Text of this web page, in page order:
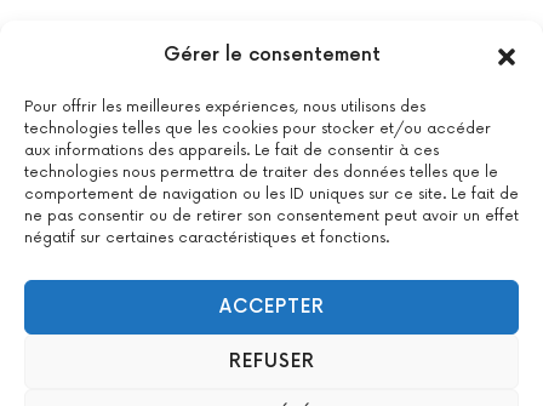
Gérer le consentement
Pour offrir les meilleures expériences, nous utilisons des
technologies telles que les cookies pour stocker et/ou accéder
aux informations des appareils. Le fait de consentir à ces
technologies nous permettra de traiter des données telles que le
comportement de navigation ou les ID uniques sur ce site. Le fait de
ne pas consentir ou de retirer son consentement peut avoir un effet
négatif sur certaines caractéristiques et fonctions.
ACCEPTER
REFUSER
La certification qualité a été délivrée au titre de la catégorie
suivante : actions de formations.Voir le certificat